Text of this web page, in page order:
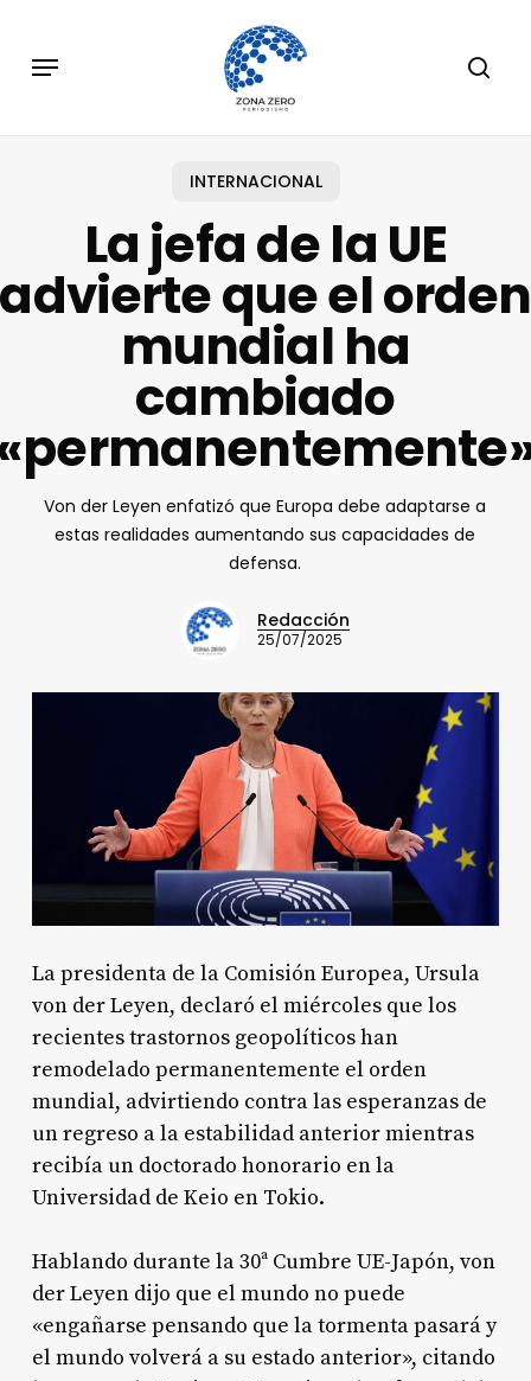
main
Menu
INTERNACIONAL
La jefa de la UE
advierte que el orden
mundial ha
cambiado
Von der Leyen enfatizó que Europa debe adaptarse a
estas realidades aumentando sus capacidades de
defensa.
Redacción
25/07/2025
La presidenta de la Comisión Europea, Ursula
von der Leyen, declaró el miércoles que los
recientes trastornos geopolíticos han
remodelado permanentemente el orden
mundial, advirtiendo contra las esperanzas de
un regreso a la estabilidad anterior mientras
recibía un doctorado honorario en la
Universidad de Keio en Tokio.
Hablando durante la 30ª Cumbre UE-Japón, von
der Leyen dijo que el mundo no puede
«engañarse pensando que la tormenta pasará y
el mundo volverá a su estado anterior», citando